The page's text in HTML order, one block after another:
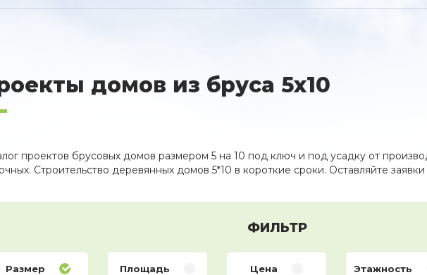
домов из бруса 5х10
проектов брусовых домов размером 5 на 10 под ключ и под усадку от
Строительство деревянных домов 5*10 в короткие сроки. Оставляйте заявки
ФИЛЬТР
Размер Площадь Цена Этажность